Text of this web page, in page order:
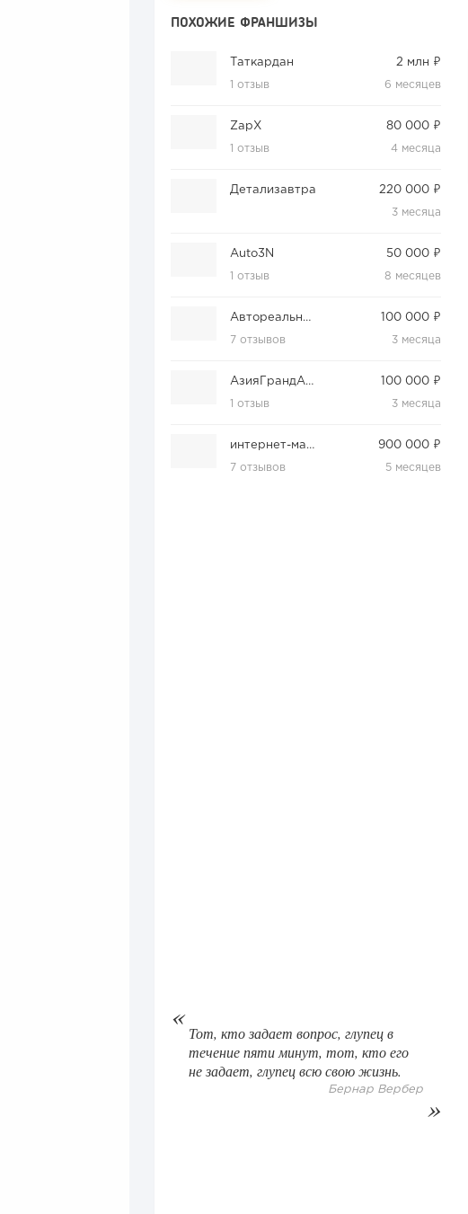
ПОХОЖИЕ ФРАНШИЗЫ
Таткардан
1 отзыв
2 млн ₽
6 месяцев
ZapX
1 отзыв
80 000 ₽
4 месяца
Детализавтра 220 000 ₽
3 месяца
Auto3N
1 отзыв
50 000 ₽
8 месяцев
Автореальность
7 отзывов
100 000 ₽
3 месяца
АзияГрандАвто
1 отзыв
100 000 ₽
3 месяца
интернет-магазина автозапчастей ЭРА-АВТО
7 отзывов
900 000 ₽
5 месяцев
Тот, кто задает вопрос, глупец в
течение пяти минут, тот, кто его
не задает, глупец всю свою жизнь.
Бернар Вербер